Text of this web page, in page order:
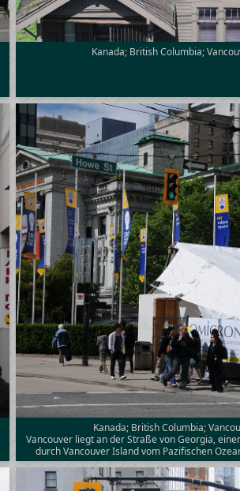
Kanada; British Columbia;
Kanada; British Columbia;
Vancouver liegt an der Straße von Georgia,
durch Vancouver Island vom Pazifischen